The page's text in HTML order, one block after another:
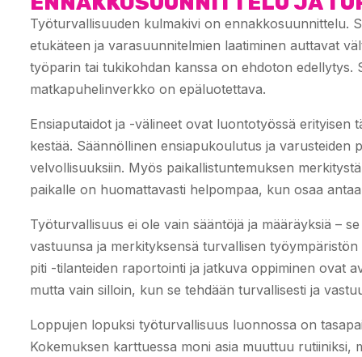
Työturvallisuuden kulmakivi on ennakkosuunnittelu.
etukäteen ja varasuunnitelmien laatiminen auttavat
työparin tai tukikohdan kanssa on ehdoton edellytys.
matkapuhelinverkko on epäluotettava.
Ensiaputaidot ja -välineet ovat luontotyössä erityisen
kestää. Säännöllinen ensiapukoulutus ja varusteiden
velvollisuuksiin. Myös paikallistuntemuksen
paikalle on huomattavasti helpompaa, kun osaa
Työturvallisuus ei ole vain sääntöjä ja määräyksiä –
vastuunsa ja merkityksensä turvallisen
piti -tilanteiden raportointi ja jatkuva oppiminen ovat
mutta vain silloin, kun se tehdään turvallisesti ja
Loppujen lopuksi työturvallisuus luonnossa on
Kokemuksen karttuessa moni asia muuttuu rutiiniksi,